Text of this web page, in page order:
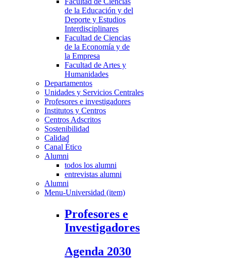
de la Educación y del
Deporte y Estudios
Interdisciplinares
Facultad de Ciencias
de la Economía y de
la Empresa
Facultad de Artes y
Humanidades
Departamentos
Unidades y Servicios Centrales
Profesores e investigadores
Institutos y Centros
Centros Adscritos
Sostenibilidad
Calidad
Canal Ético
Alumni
todos los alumni
entrevistas alumni
Alumni
Menu-Universidad (item)
Profesores e
Investigadores
Agenda 2030